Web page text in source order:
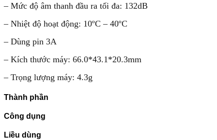
– Mức độ âm thanh đầu ra tối đa: 132dB
– Nhiệt độ hoạt động: 10ºC – 40ºC
– Dùng pin 3A
– Kích thước máy: 66.0*43.1*20.3mm
– Trọng lượng máy: 4.3g
Thành phần
Công dụng
Liều dùng